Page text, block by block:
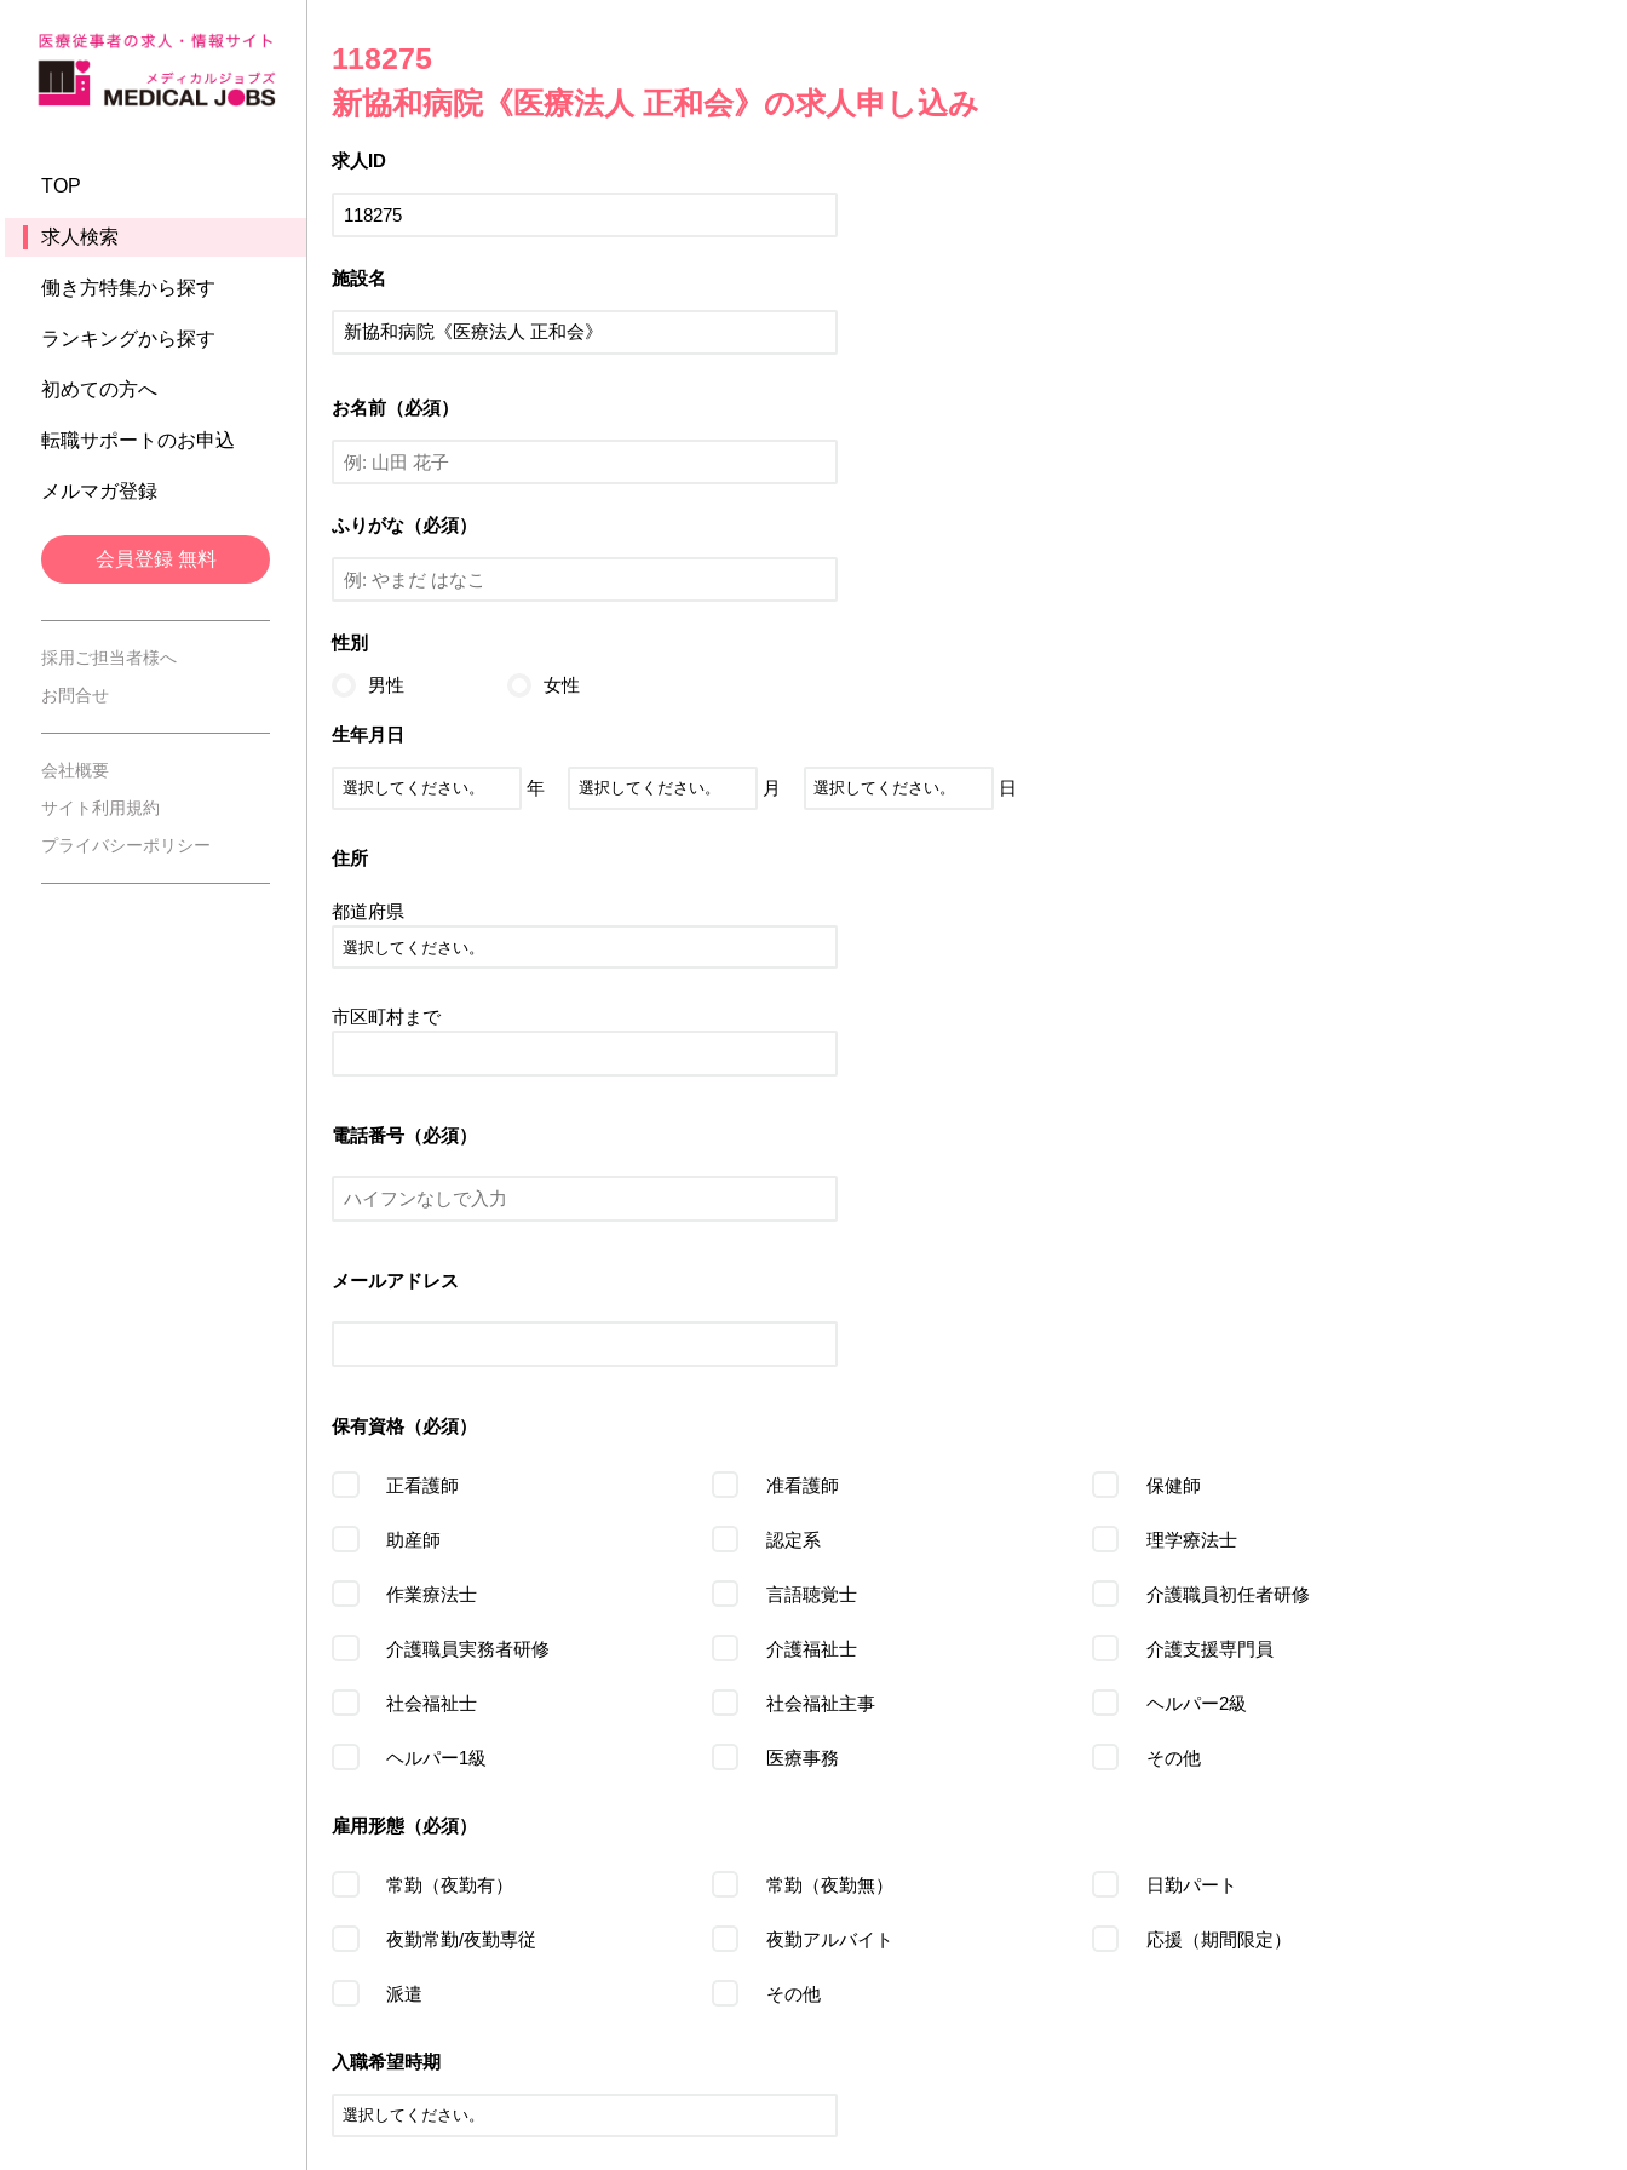
TOP
求人検索
働き方特集から探す
ランキングから探す
初めての方へ
転職サポートのお申込
メルマガ登録
会員登録 無料
採用ご担当者様へ
お問合せ
会社概要
サイト利用規約
プライバシーポリシー
118275
新協和病院《医療法人 正和会》の求人申し込み
求人ID
施設名
お名前（必須）
ふりがな（必須）
性別
男性 女性
生年月日
年 月 日
住所
都道府県
市区町村まで
電話番号（必須）
メールアドレス
保有資格（必須）
正看護師 准看護師 保健師
助産師 認定系 理学療法士
作業療法士 言語聴覚士 介護職員初任者研修
介護職員実務者研修 介護福祉士 介護支援専門員
社会福祉士 社会福祉主事 ヘルパー2級
ヘルパー1級 医療事務 その他
雇用形態（必須）
常勤（夜勤有） 常勤（夜勤無） 日勤パート
夜勤常勤/夜勤専従 夜勤アルバイト 応援（期間限定）
派遣 その他
入職希望時期